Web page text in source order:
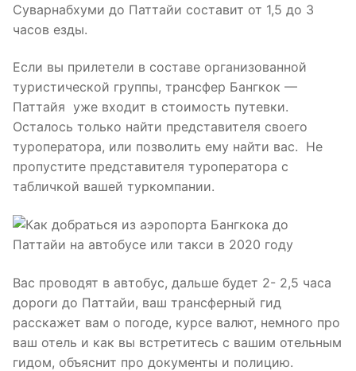
Суварнабхуми до Паттайи составит от 1,5 до 3
часов езды.
Если вы прилетели в составе организованной
туристической группы, трансфер Бангкок —
Паттайя уже входит в стоимость путевки.
Осталось только найти представителя своего
туроператора, или позволить ему найти вас. Не
пропустите представителя туроператора с
табличкой вашей туркомпании.
Вас проводят в автобус, дальше будет 2- 2,5 часа
дороги до Паттайи, ваш трансферный гид
расскажет вам о погоде, курсе валют, немного про
ваш отель и как вы встретитесь с вашим отельным
гидом, объяснит про документы и полицию.